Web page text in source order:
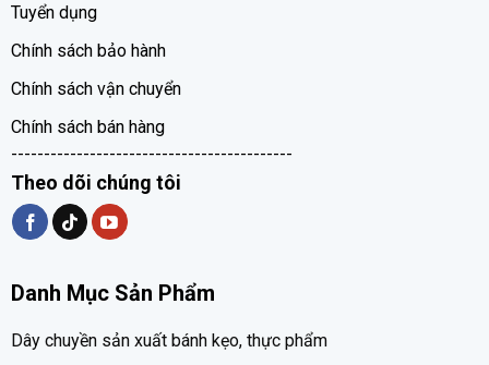
Tuyển dụng
Chính sách bảo hành
Chính sách vận chuyển
Chính sách bán hàng
-------------------------------------------
Theo dõi chúng tôi
Danh Mục Sản Phẩm
Dây chuyền sản xuất bánh kẹo, thực phẩm